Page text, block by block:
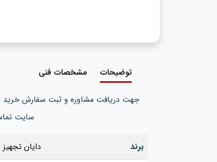
توضیحات مشخصات فنی
جهت دریافت مشاوره و ثبت سفارش خرید
سایت
برند دایان تجهیز